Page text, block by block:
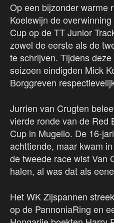
Op een bijzonder warme
Koelewijn de
Cup op de TT Junior
zowel de eerste als de
te schrijven. Tijdens
seizoen eindigden Mick
Borggreven
Jurrien van Crugten
vierde ronde van de Red
Cup in Mugello. De 16-
achttiende, maar kwam
de tweede race wist Van
halen, al was dat als
Het WK Zijspannen
op de PannoniaRing en